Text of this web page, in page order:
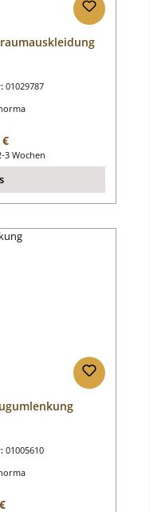
01029787
Preis:
€
3 Wochen
01005610
Preis: